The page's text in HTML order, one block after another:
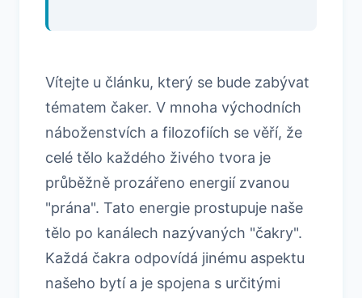
Vítejte u článku, který se bude zabývat
tématem čaker. V mnoha východních
náboženstvích a filozofiích se věří, že
celé tělo každého živého tvora je
průběžně prozářeno energií zvanou
"prána". Tato energie prostupuje naše
tělo po kanálech nazývaných "čakry".
Každá čakra odpovídá jinému aspektu
našeho bytí a je spojena s určitými